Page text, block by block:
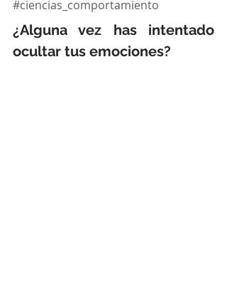
#ciencias_comportamiento
¿Alguna vez has intentado
ocultar tus emociones?